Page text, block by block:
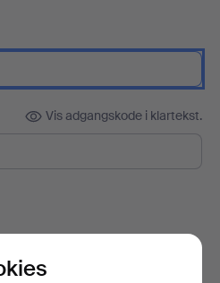
Vis adgangskode i klartekst.
ind